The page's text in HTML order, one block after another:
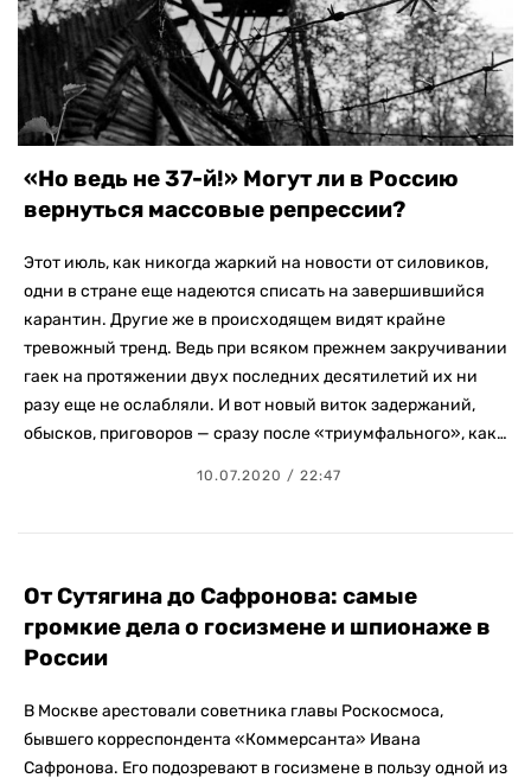
«Но ведь не 37-й!» Могут ли в Россию
вернуться массовые репрессии?
Этот июль, как никогда жаркий на новости от силовиков,
одни в стране еще надеются списать на завершившийся
карантин. Другие же в происходящем видят крайне
тревожный тренд. Ведь при всяком прежнем закручивании
гаек на протяжении двух последних десятилетий их ни
разу еще не ослабляли. И вот новый виток задержаний,
обысков, приговоров — сразу после «триумфального», как…
10.07.2020 / 22:47
От Сутягина до Сафронова: самые
громкие дела о госизмене и шпионаже в
России
В Москве арестовали советника главы Роскосмоса,
бывшего корреспондента «Коммерсанта» Ивана
Сафронова. Его подозревают в госизмене в пользу одной из